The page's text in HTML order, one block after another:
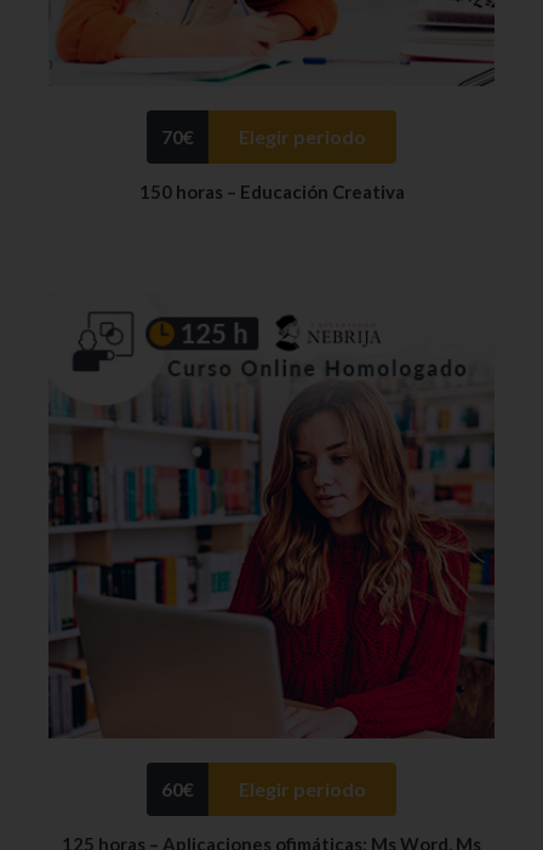
70€ Elegir periodo
150 horas – Educación Creativa
60€ Elegir periodo
125 horas – Aplicaciones ofimáticas: Ms Word, Ms